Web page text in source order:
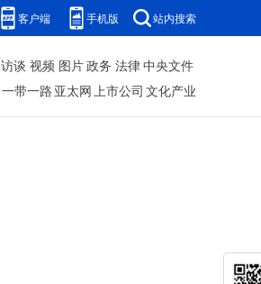
客户端 手机版 站内搜索
访谈 视频 图片政务 法律中央文件
一带一路 亚太网上市公司 文化产业